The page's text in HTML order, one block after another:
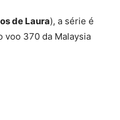
de Laura), a série é
voo 370 da Malaysia